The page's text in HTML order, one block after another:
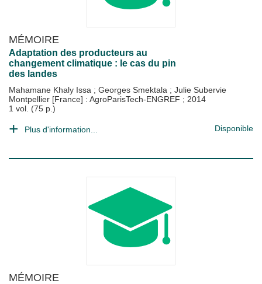
MÉMOIRE
Adaptation des producteurs au
changement climatique : le cas du pin
des landes
Mahamane Khaly Issa ; Georges Smektala ; Julie Subervie
Montpellier [France] : AgroParisTech-ENGREF ; 2014
1 vol. (75 p.)
Plus d'information... Disponible
MÉMOIRE